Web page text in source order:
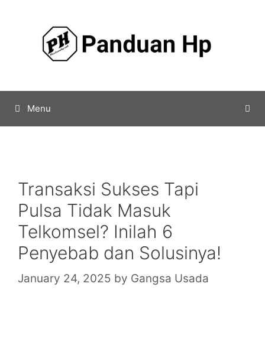
Menu
Transaksi Sukses Tapi
Pulsa Tidak Masuk
Telkomsel? Inilah 6
Penyebab dan Solusinya!
January 24, 2025 by Gangsa Usada